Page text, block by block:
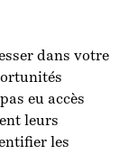
dans votre
eu accès
leurs
les